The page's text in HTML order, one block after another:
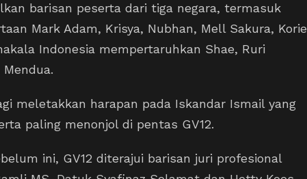
barisan peserta dari tiga negara, termasuk
Mark Adam, Krisya, Nubhan, Mell Sakura, Korie
Indonesia mempertaruhkan Shae, Ruri
meletakkan harapan pada Iskandar Ismail yang
paling menonjol di pentas GV12.
ini, GV12 diterajui barisan juri profesional